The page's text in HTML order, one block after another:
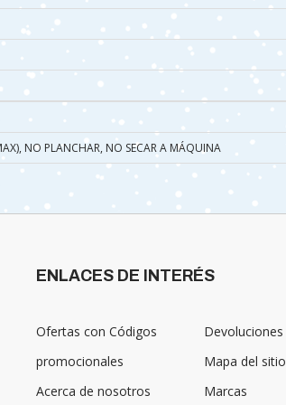
NO PLANCHAR, NO SECAR A MÁQUINA
ENLACES DE INTERÉS
Ofertas con Códigos
promocionales
Acerca de nosotros
Devoluciones
Mapa del sitio
Marcas